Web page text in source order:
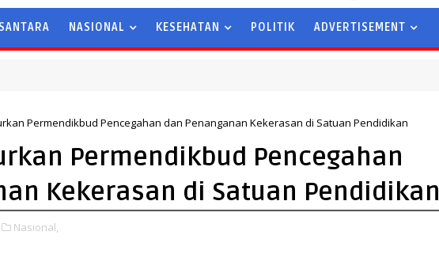
NASIONAL KESEHATAN POLITIK ADVERTISEMENT
Permendikbud Pencegahan dan Penanganan Kekerasan di Satuan Pendidikan
Permendikbud Pencegahan
Kekerasan di Satuan Pendidikan
Nasional,